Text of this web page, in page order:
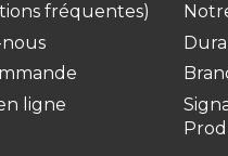
fréquentes)
ligne